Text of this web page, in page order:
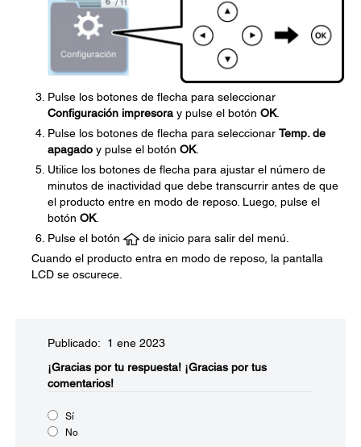
Pulse los botones de flecha para seleccionar
Configuración impresora y pulse el botón OK.
Pulse los botones de flecha para seleccionar Temp. de
apagado y pulse el botón OK.
Utilice los botones de flecha para ajustar el número de
minutos de inactividad que debe transcurrir antes de que
el producto entre en modo de reposo. Luego, pulse el
botón OK.
Pulse el botón
de inicio para salir del menú.
Cuando el producto entra en modo de reposo, la pantalla
LCD se oscurece.
Publicado: 1 ene 2023
¡Gracias por tu respuesta! ¡Gracias por tus
comentarios!
Sí
No